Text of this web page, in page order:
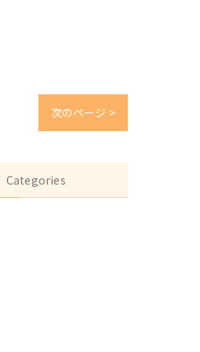
次のページ >
Categories